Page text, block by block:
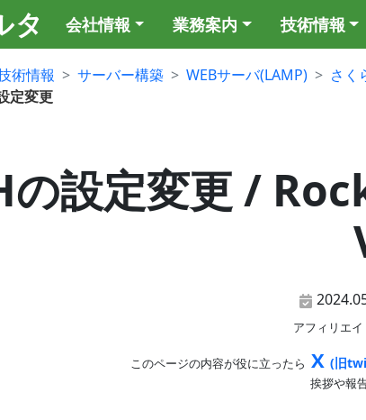
タ 会社情報 業務案内 技術情報
術情報 サーバー構築 WEBサーバ(LAMP)
さく
定変更
の設定変更 /
アフィリエ
このページの内容が役に立ったら X (旧
挨拶や報